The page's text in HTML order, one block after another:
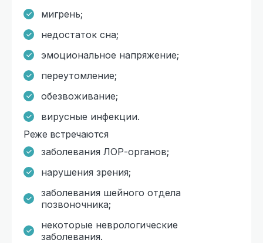
мигрень;
недостаток сна;
эмоциональное напряжение;
переутомление;
обезвоживание;
вирусные инфекции.
Реже встречаются
заболевания ЛОР-органов;
нарушения зрения;
заболевания шейного отдела
позвоночника;
некоторые неврологические
заболевания.